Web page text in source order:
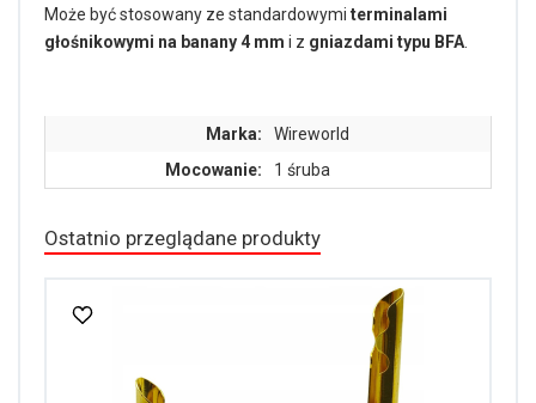
Może być stosowany ze standardowymi terminalami
głośnikowymi na banany 4 mm i z gniazdami typu BFA
Marka:
Wireworld
Mocowanie:
1 śruba
Ostatnio przeglądane produkty